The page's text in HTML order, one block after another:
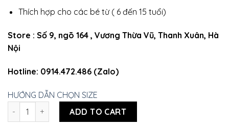
Thích hợp cho các bé từ ( 6 đến 15 tuổi)
Store : Số 9, ngõ 164 , Vương Thừa Vũ, Thanh Xuân, Hà
Nội
Hotline: 0914.472.486 (Zalo)
HƯỚNG DẪN CHỌN SIZE
KÍNH THỜI TRANG CHỮ B( XANH - KEM - CAM) quantity
ADD TO CART